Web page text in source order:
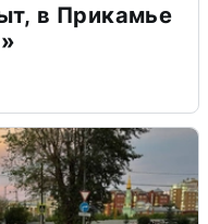
в Прикамье